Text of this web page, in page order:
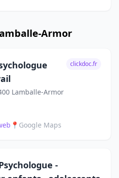
Armor
Lamballe-Armor
clickdoc.fr
📍 Google Maps
-